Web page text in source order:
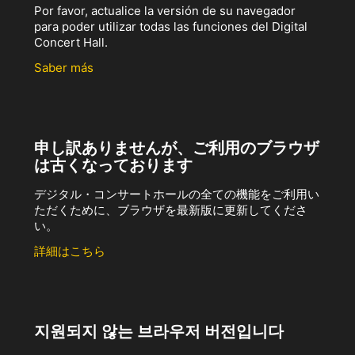
Por favor, actualice la versión de su navegador
para poder utilizar todas las funciones del Digital
Concert Hall.
Saber más
申し訳ありませんが、ご利用のブラウザ
は古くなっております
デジタル・コンサートホールの全ての機能をご利用い
ただくために、ブラウザを最新版に更新してくださ
い。
詳細はこちら
지원되지 않는 브라우저 버전입니다